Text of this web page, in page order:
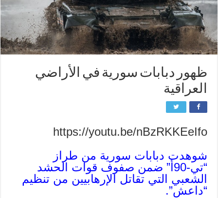
ظهور دبابات سورية في الأراضي
العراقية
https://youtu.be/nBzRKKEeIfo
شوهدت دبابات سورية من طراز
“تي-90أ” ضمن صفوف قوات الحشد
الشعبي التي تقاتل الإرهابيين من تنظيم
“داعش”.